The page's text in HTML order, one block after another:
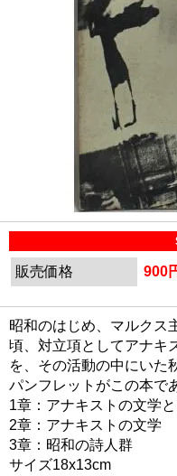
販売価格 900
昭和のはじめ、マルクス
頃、対立項としてアナキ
を、その活動の中にいた
パンフレットがこの本で
1章：アナキストの文学
2章：アナキストの文学
3章：昭和の詩人群
サイズ18x13cm